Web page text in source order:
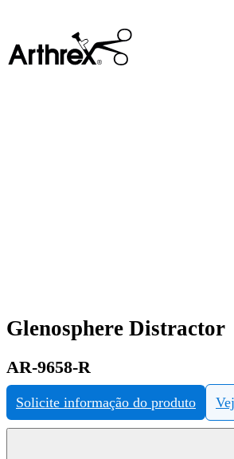
Glenosphere Distractor
AR-9658-R
Solicite informação do produto